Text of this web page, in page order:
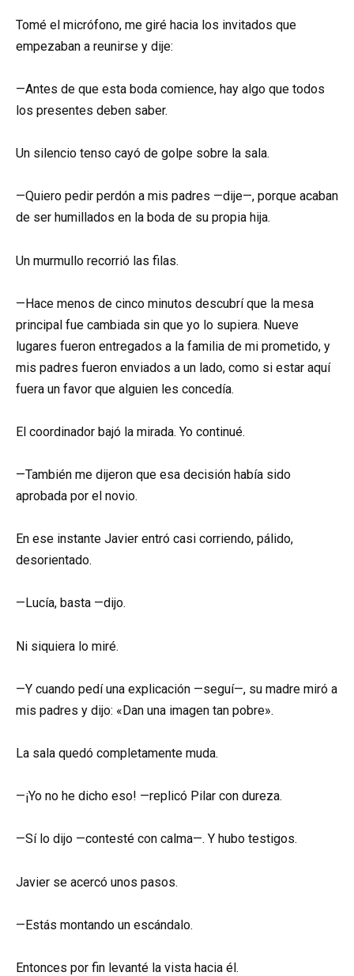
Tomé el micrófono, me giré hacia los invitados que
empezaban a reunirse y dije:
—Antes de que esta boda comience, hay algo que todos
los presentes deben saber.
Un silencio tenso cayó de golpe sobre la sala.
—Quiero pedir perdón a mis padres —dije—, porque acaban
de ser humillados en la boda de su propia hija.
Un murmullo recorrió las filas.
—Hace menos de cinco minutos descubrí que la mesa
principal fue cambiada sin que yo lo supiera. Nueve
lugares fueron entregados a la familia de mi prometido, y
mis padres fueron enviados a un lado, como si estar aquí
fuera un favor que alguien les concedía.
El coordinador bajó la mirada. Yo continué.
—También me dijeron que esa decisión había sido
aprobada por el novio.
En ese instante Javier entró casi corriendo, pálido,
desorientado.
—Lucía, basta —dijo.
Ni siquiera lo miré.
—Y cuando pedí una explicación —seguí—, su madre miró a
mis padres y dijo: «Dan una imagen tan pobre».
La sala quedó completamente muda.
—¡Yo no he dicho eso! —replicó Pilar con dureza.
—Sí lo dijo —contesté con calma—. Y hubo testigos.
Javier se acercó unos pasos.
—Estás montando un escándalo.
Entonces por fin levanté la vista hacia él.